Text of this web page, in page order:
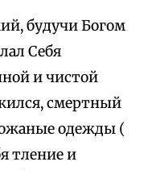
будучи Богом
Себя
и чистой
смертный
одежды (
тление и